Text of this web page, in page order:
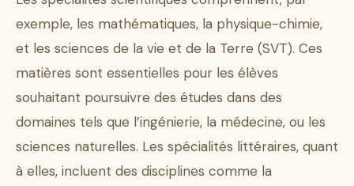
exemple, les mathématiques, la physique-chimie,
et les sciences de la vie et de la Terre (SVT). Ces
matières sont essentielles pour les élèves
souhaitant poursuivre des études dans des
domaines tels que l’ingénierie, la médecine, ou les
sciences naturelles. Les spécialités littéraires, quant
à elles, incluent des disciplines comme la